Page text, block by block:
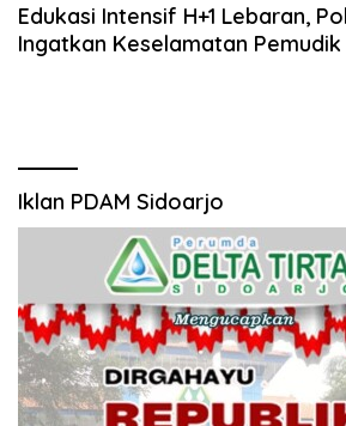
Edukasi Intensif H+1 Lebaran,
Ingatkan Keselamatan
Iklan PDAM Sidoarjo